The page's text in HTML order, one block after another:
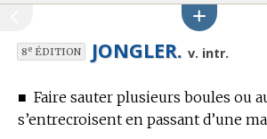
8eÉDITION JONGLER. v. intr.
■ Faire sauter plusieurs boules ou
s’entrecroisent en passant d’une